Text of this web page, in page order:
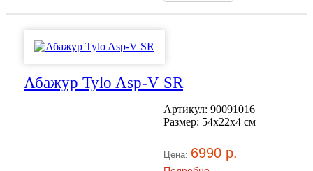
Абажур Tylo Asp-V SR
Артикул: 90091016
Размер: 54x22x4 см
Цена: 6990 р.